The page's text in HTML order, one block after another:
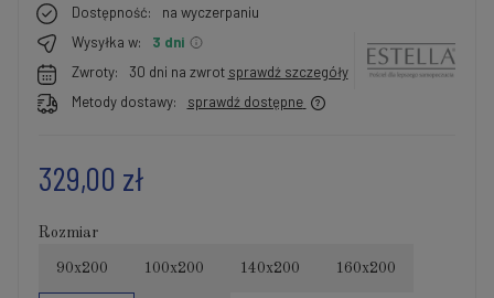
Dostępność:
na wyczerpaniu
Wysyłka w:
3 dni
Zwroty:
30 dni na zwrot sprawdź szczegóły
Metody dostawy:
sprawdź dostępne
329,00 zł
Rozmiar
90x200 100x200 140x200 160x200